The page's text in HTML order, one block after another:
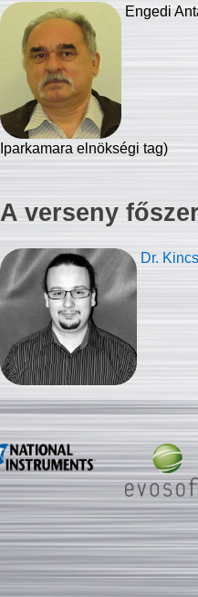
Engedi
Iparkamara elnökségi tag)
A verseny
Dr.